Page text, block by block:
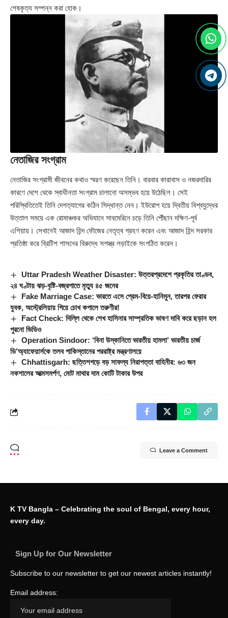
শেষকৃত্য সম্পন্ন করা হোক।
নেতাজির সংগ্রাম
নেতাজির সংগ্রামী জীবনের কথাও স্মরণ করেছেন তিনি। বারবার কারাবাস ও নজরদারির
কারণে দেশে থেকে স্বাধীনতা সংগ্রাম চালানো অসম্ভব হয়ে উঠেছিল। সেই
পরিস্থিতিতেই তিনি দেশত্যাগের কঠিন সিদ্ধান্ত নেন। ইউরোপ হয়ে দ্বিতীয় বিশ্বযুদ্ধের
উত্তাল সময়ে এক রোমাঞ্চকর অভিযানে সাবমেরিনে চড়ে তিনি পৌঁছান দক্ষিণ-পূর্ব
এশিয়ায়। সেখানেই আজাদ হিন্দ ফৌজের নেতৃত্ব গ্রহণ করেন এবং আজাদ হিন্দ সরকার
প্রতিষ্ঠা করে ব্রিটিশ শাসনের বিরুদ্ধে সশস্ত্র লড়াইকে সংগঠিত করেন।
Uttar Pradesh Weather Disaster: উত্তরপ্রদেশে প্রকৃতির তাণ্ডব,
২৪ ঘণ্টায় ঝড়-বৃষ্টি-বজ্রপাতে মৃত্যু ৪৫ জনের
Fake Marriage Case: ভারতে এসে প্রেম-বিয়ে-হানিমুন, তারপর ফেরার
যুবক, অস্ট্রেলিয়ায় গিয়ে চোখ কপালে তরুণীর!
Fact Check: দিল্লি থেকে শেখ হাসিনার সাম্প্রতিক ভাষণ দাবি করে ছড়ান হল
পুরনো ভিডিও
Operation Sindoor: ‘বিনা উস্কানিতে ভারতীয় হামলা’ ভারতীয় চার্জ
ডি’অ্যাফেয়ার্সকে তলব পাকিস্তানের পররাষ্ট্র মন্ত্রণালয়ে
Chhattisgarh: ছত্তিশগড়ে বড় সাফল্য নিরাপত্তা বাহিনীর: ৬৩ জন
নকশালের আত্মসমর্পণ, মোট মাথার দাম কোটি টাকার উপর
Leave a Comment
K TV Bangla – Celebrating the soul of Bengal, every hour,
every day.
Sign Up for Our Newsletter
Subscribe to our newsletter to get our newest articles instantly!
Email address: